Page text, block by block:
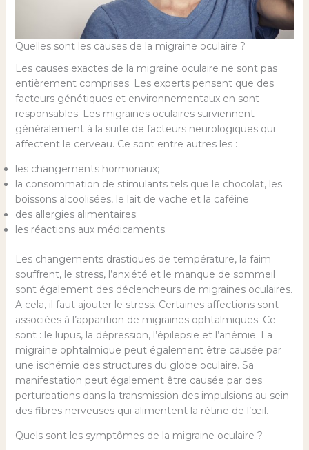
Quelles sont les causes de la migraine oculaire ?
Les causes exactes de la migraine oculaire ne sont pas
entièrement comprises. Les experts pensent que des
facteurs génétiques et environnementaux en sont
responsables. Les migraines oculaires surviennent
généralement à la suite de facteurs neurologiques qui
affectent le cerveau. Ce sont entre autres les :
les changements hormonaux;
la consommation de stimulants tels que le chocolat, les
boissons alcoolisées, le lait de vache et la caféine
des allergies alimentaires;
les réactions aux médicaments.
Les changements drastiques de température, la faim
souffrent, le stress, l’anxiété et le manque de sommeil
sont également des déclencheurs de migraines oculaires.
A cela, il faut ajouter le stress. Certaines affections sont
associées à l’apparition de migraines ophtalmiques. Ce
sont : le lupus, la dépression, l’épilepsie et l’anémie. La
migraine ophtalmique peut également être causée par
une ischémie des structures du globe oculaire. Sa
manifestation peut également être causée par des
perturbations dans la transmission des impulsions au sein
des fibres nerveuses qui alimentent la rétine de l’œil.
Quels sont les symptômes de la migraine oculaire ?